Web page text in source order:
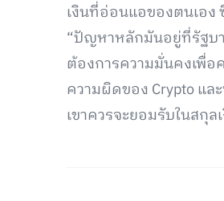
เงินที่อ่อนแอของตนเอง
“ปัญหาหลักมันอยู่ที่รัฐบา
ต้องการความมั่นคงเพื่อ
ความผิดของ Crypto แล
เขาควรจะยอมรับในสกุ